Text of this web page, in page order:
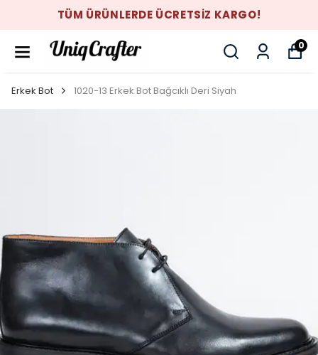
TÜM ÜRÜNLERDE ÜCRETSİZ KARGO!
0
Erkek Bot 1020-13 Erkek Bot Bağcıklı Deri Siyah